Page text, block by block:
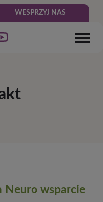
WESPRZYJ NAS
Neuro wsparcie